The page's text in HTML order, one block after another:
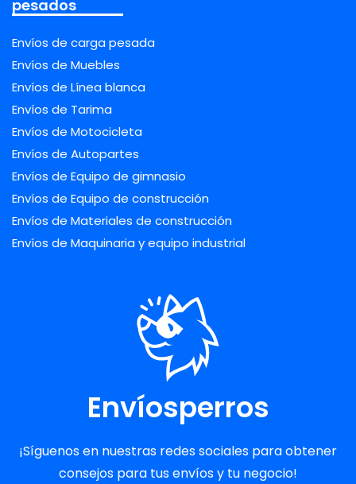
pesados
Envíos de carga pesada
Envíos de Muebles
Envíos de Línea blanca
Envíos de Tarima
Envíos de Motocicleta
Envíos de Autopartes
Envíos de Equipo de gimnasio
Envíos de Equipo de construcción
Envíos de Materiales de construcción
Envíos de Maquinaria y equipo industrial
Envíosperros
¡Síguenos en nuestras redes sociales para obtener
consejos para tus envíos y tu negocio!